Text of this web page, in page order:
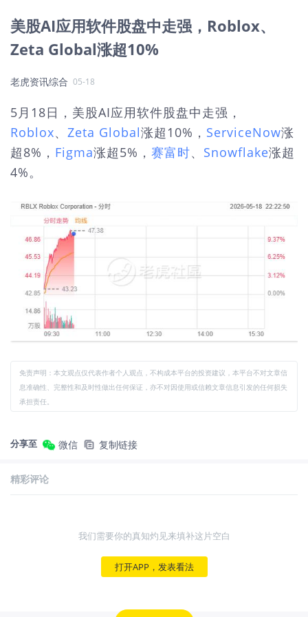
美股AI应用软件股盘中走强，Roblox、
Zeta Global涨超10%
老虎资讯综合 05-18
5月18日，美股AI应用软件股盘中走强，
Roblox、 Zeta Global涨超10%， ServiceNow涨
超8%， Figma涨超5%， 赛富时、 Snowflake涨超
4%。
免责声明：本文观点仅代表作者个人观点，不构成本平台的投资建议，本平台不对文章信
息准确性、完整性和及时性做出任何保证，亦不对因使用或信赖文章信息引发的任何损失
承担责任。
分享至 微信 复制链接
精彩评论
我们需要你的真知灼见来填补这片空白
打开APP，发表看法